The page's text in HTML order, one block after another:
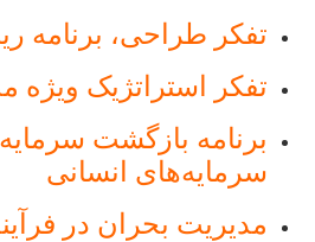
تفکر طراحی، برنامه
تفکر استراتژیک ویژه
برنامه بازگشت
سرمایه‌های انسانی
مدیریت بحران در